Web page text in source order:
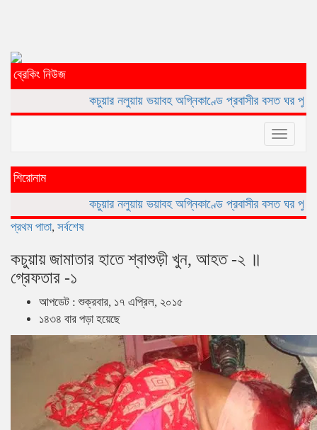
ব্রেকিং নিউজ
কচুয়ার নলুয়ায় ভয়াবহ অগ্নিকাণ্ডে প্রবাসীর বসত ঘর পুড়ে ছাই,ক্ষয়ক্ষতি ১৫
Toggle
শিরোনাম
কচুয়ার নলুয়ায় ভয়াবহ অগ্নিকাণ্ডে প্রবাসীর বসত ঘর পুড়ে ছাই,ক্ষয়ক্ষতি ১৫
প্রথম পাতা, সর্বশেষ
কচুয়ায় জামাতার হাতে শ্বাশুড়ী খুন, আহত -২ ॥
গ্রেফতার -১
আপডেট : শুক্রবার, ১৭ এপ্রিল, ২০১৫
১৪৩৪ বার পড়া হয়েছে